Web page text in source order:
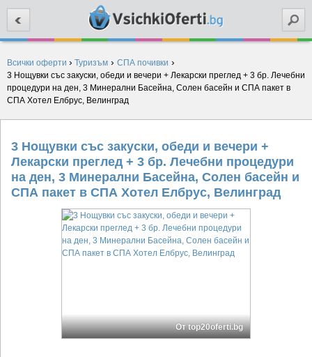
Всички оферти › Туризъм › СПА почивки ›
3 Нощувки със закуски, обеди и вечери + Лекарски преглед + 3 бр. Лечебни
процедури на ден, 3 Минерални Басейна, Солен басейн и СПА пакет в
СПА Хотел Елбрус, Велинград
3 Нощувки със закуски, обеди и вечери +
Лекарски преглед + 3 бр. Лечебни процедури
на ден, 3 Минерални Басейна, Солен басейн и
СПА пакет в СПА Хотел Елбрус, Велинград
От top20oferti.bg